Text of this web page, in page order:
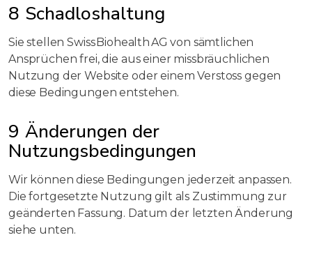
8 Schadloshaltung
Sie stellen Swiss Biohealth AG von sämtlichen
Ansprüchen frei, die aus einer missbräuchlichen
Nutzung der Website oder einem Verstoss gegen
diese Bedingungen entstehen.
9 Änderungen der
Nutzungsbedingungen
Wir können diese Bedingungen jederzeit anpassen.
Die fortgesetzte Nutzung gilt als Zustimmung zur
geänderten Fassung. Datum der letzten Änderung
siehe unten.